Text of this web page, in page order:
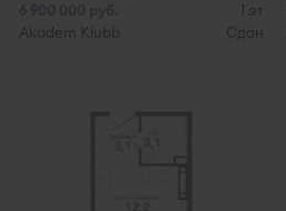
1 эт
Akadem Klubb
Сдан